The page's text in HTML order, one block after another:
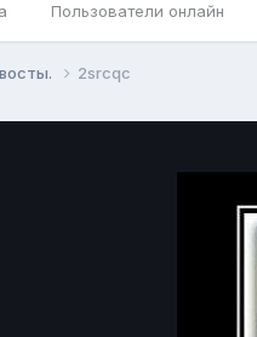
Пользователи онлайн
2srcqc